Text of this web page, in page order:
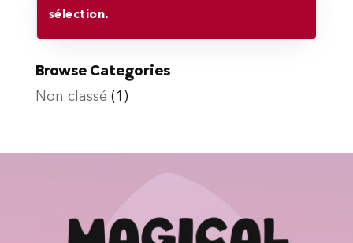
sélection.
Browse Categories
Non classé (1)